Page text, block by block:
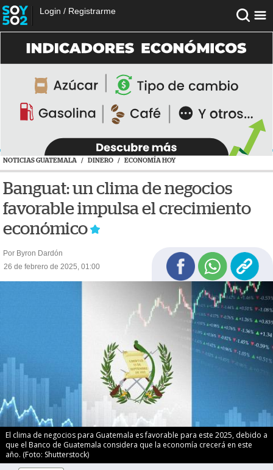
Login / Registrarme
NOTICIAS GUATEMALA / DINERO / ECONOMÍA HOY
Banguat: un clima de negocios
favorable impulsa el crecimiento
económico
Por Byron Dardón
26 de febrero de 2025, 01:00
El clima de negocios para Guatemala es favorable para este 2025, debido a
que el Banco de Guatemala considera que la economía crecerá en este
año. (Foto: Shutterstock)